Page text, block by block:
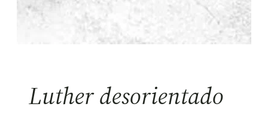
Luther desorientado